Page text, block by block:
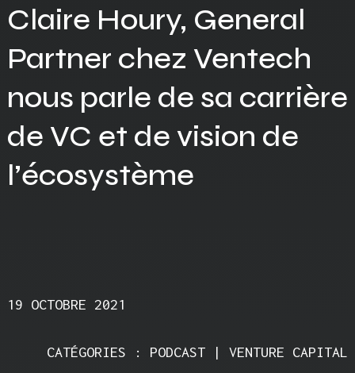
Claire Houry, General
Partner chez Ventech
nous parle de sa carrière
de VC et de vision de
l’écosystème
19 OCTOBRE 2021
CATÉGORIES : PODCAST | VENTURE CAPITAL